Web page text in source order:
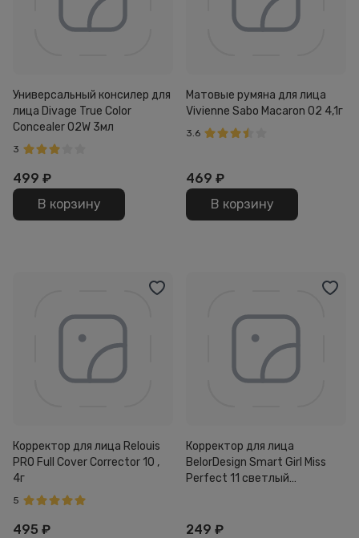
Универсальный консилер для
лица Divage True Color
Concealer 02W 3мл
3
499 ₽
В корзину
Матовые румяна для лица
Vivienne Sabo Macaron 02 4,1г
3.6
469 ₽
В корзину
Корректор для лица Relouis
PRO Full Cover Corrector 10 ,
4г
5
495 ₽
Корректор для лица
BelorDesign Smart Girl Miss
Perfect 11 светлый
249 ₽